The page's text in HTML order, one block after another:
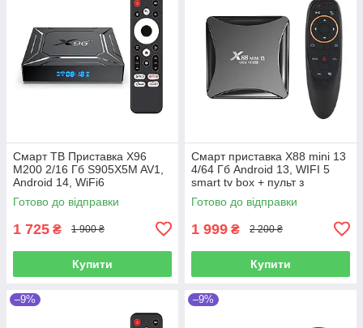
Смарт ТВ Приставка X96
M200 2/16 Гб S905X5M AV1,
Android 14, WiFi6
Готово до відправки
1 725 ₴ 1 900 ₴
Купити
Смарт приставка X88 mini 13
4/64 Гб Android 13, WIFI 5
smart tv box + пульт з
мікрофоном та гіроскопом
Готово до відправки
1 999 ₴ 2 200 ₴
Купити
–9% –9%